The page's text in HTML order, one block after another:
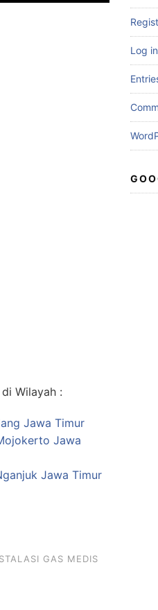
Wilayah :
Jawa Timur
Jawa
Jawa Timur
GAS MEDIS
Log in